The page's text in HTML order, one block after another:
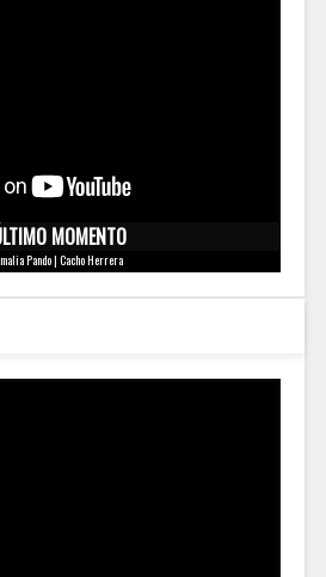
MOMENTO
Pando | Cacho Herrera